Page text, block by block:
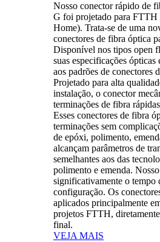
Nosso conector rápido de
G foi projetado para FTTH
Home). Trata-se de uma
conectores de fibra óptica
Disponível nos tipos open
suas especificações ópticas
aos padrões de conectores
Projetado para alta
instalação, o conector
terminações de fibra
Esses conectores de fibra
terminações sem
de epóxi, polimento,
alcançam parâmetros de
semelhantes aos das
polimento e emenda.
significativamente o tempo
configuração. Os
aplicados principalmente
projetos FTTH,
final.
VEJA MAIS